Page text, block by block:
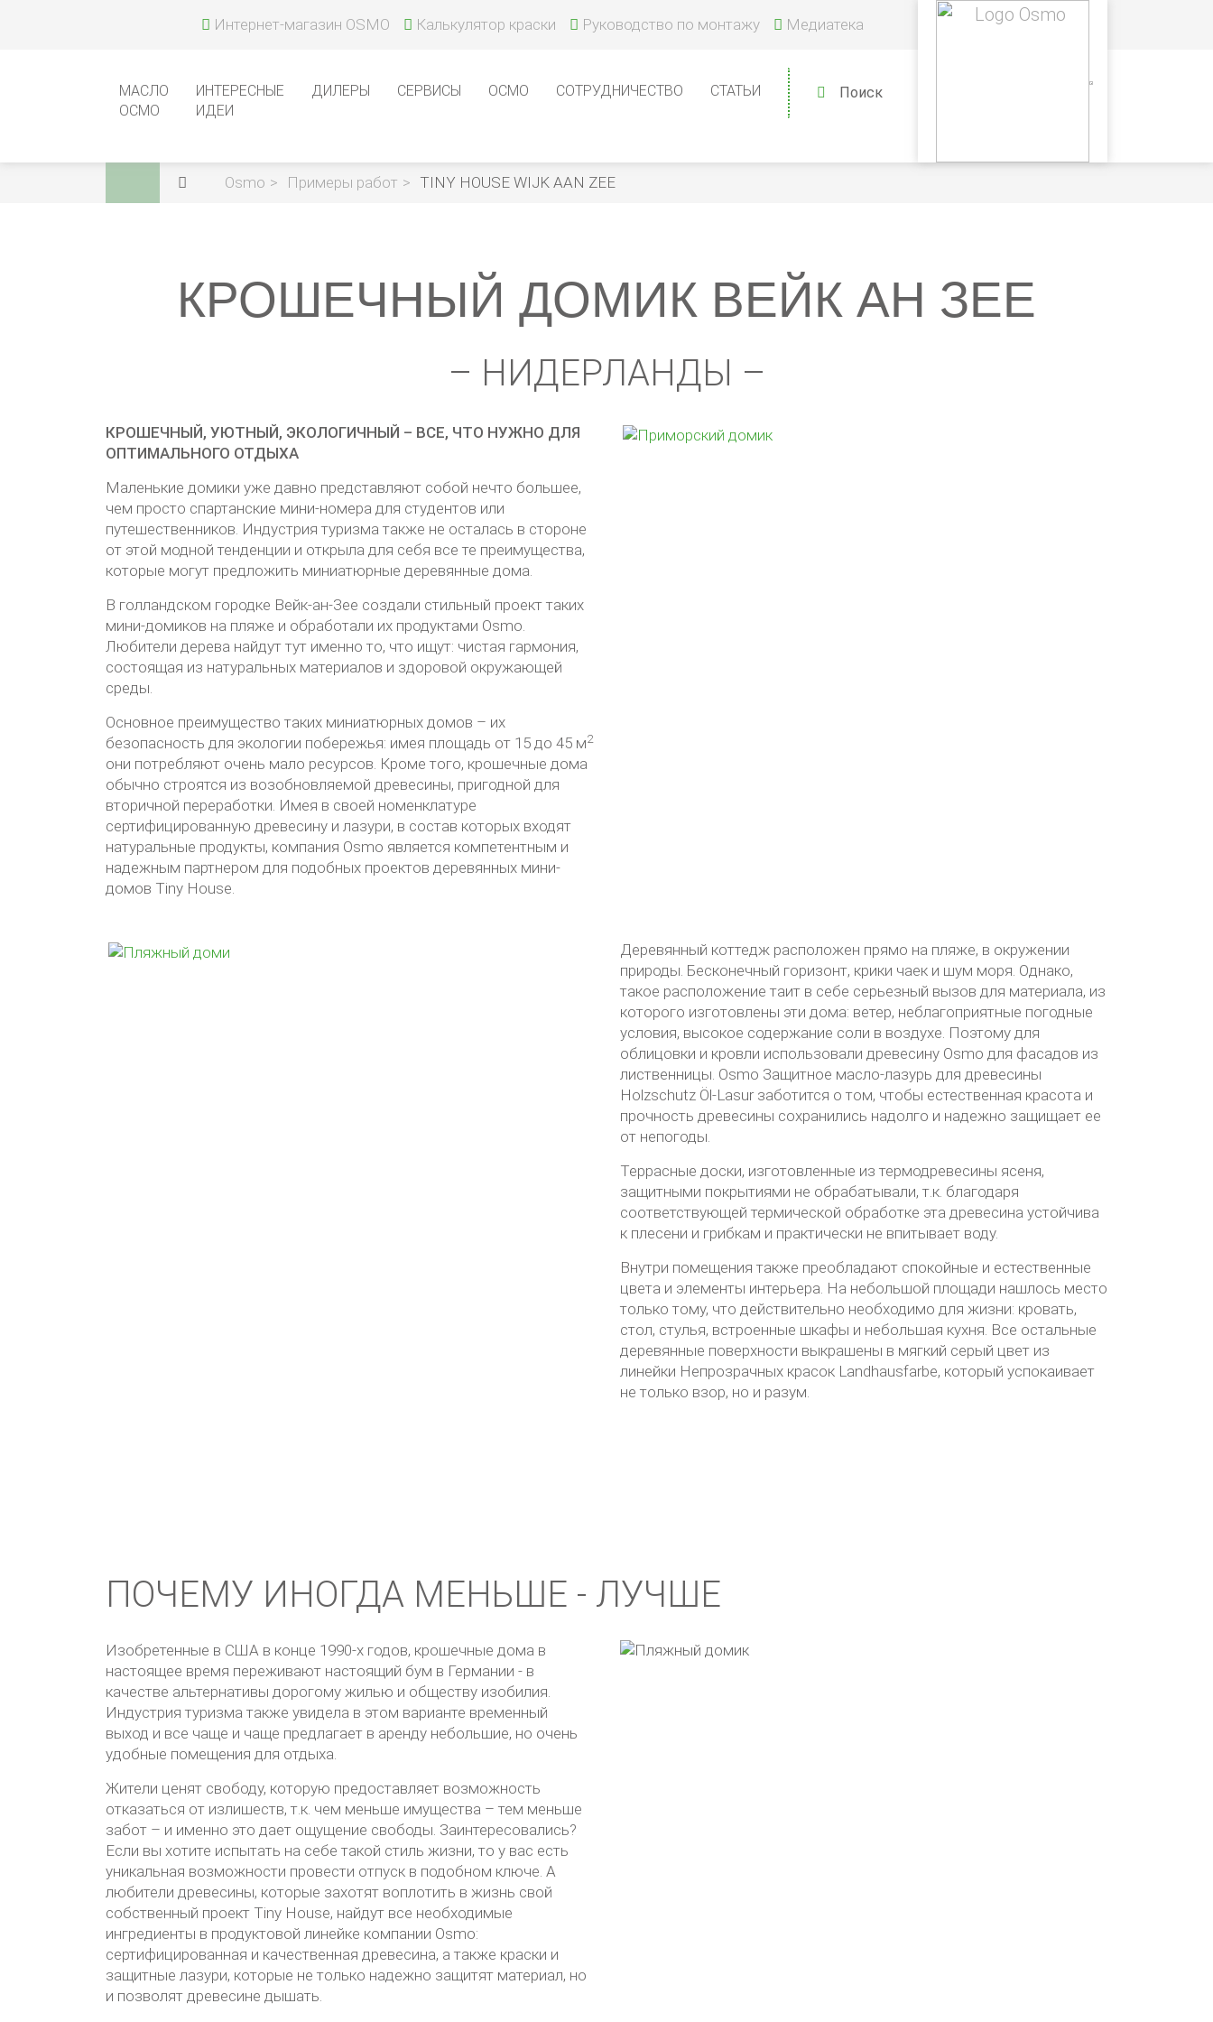
Интернет-магазин OSMO Калькулятор краски Руководство по монтажу Медиатека
МАСЛО
ОСМО
ИНТЕРЕСНЫЕ
ИДЕИ
ДИЛЕРЫ СЕРВИСЫ ОСМО СОТРУДНИЧЕСТВО СТАТЬИ Поиск
Osmo Примеры работ TINY HOUSE WIJK AAN ZEE
КРОШЕЧНЫЙ ДОМИК ВЕЙК АН ЗЕЕ
– НИДЕРЛАНДЫ –
КРОШЕЧНЫЙ, УЮТНЫЙ, ЭКОЛОГИЧНЫЙ – ВСЕ, ЧТО НУЖНО ДЛЯ
ОПТИМАЛЬНОГО ОТДЫХА
Маленькие домики уже давно представляют собой нечто большее,
чем просто спартанские мини-номера для студентов или
путешественников. Индустрия туризма также не осталась в стороне
от этой модной тенденции и открыла для себя все те преимущества,
которые могут предложить миниатюрные деревянные дома.
В голландском городке Вейк-ан-Зее создали стильный проект таких
мини-домиков на пляже и обработали их продуктами Osmo.
Любители дерева найдут тут именно то, что ищут: чистая гармония,
состоящая из натуральных материалов и здоровой окружающей
среды.
Основное преимущество таких миниатюрных домов – их
безопасность для экологии побережья: имея площадь от 15 до 45 м2
они потребляют очень мало ресурсов. Кроме того, крошечные дома
обычно строятся из возобновляемой древесины, пригодной для
вторичной переработки. Имея в своей номенклатуре
сертифицированную древесину и лазури, в состав которых входят
натуральные продукты, компания Osmo является компетентным и
надежным партнером для подобных проектов деревянных мини-
домов Tiny House.
Деревянный коттедж расположен прямо на пляже, в окружении
природы. Бесконечный горизонт, крики чаек и шум моря. Однако,
такое расположение таит в себе серьезный вызов для материала, из
которого изготовлены эти дома: ветер, неблагоприятные погодные
условия, высокое содержание соли в воздухе. Поэтому для
облицовки и кровли использовали древесину Osmo для фасадов из
лиственницы. Osmo Защитное масло-лазурь для древесины
Holzschutz Öl-Lasur заботится о том, чтобы естественная красота и
прочность древесины сохранились надолго и надежно защищает ее
от непогоды.
Террасные доски, изготовленные из термодревесины ясеня,
защитными покрытиями не обрабатывали, т.к. благодаря
соответствующей термической обработке эта древесина устойчива
к плесени и грибкам и практически не впитывает воду.
Внутри помещения также преобладают спокойные и естественные
цвета и элементы интерьера. На небольшой площади нашлось место
только тому, что действительно необходимо для жизни: кровать,
стол, стулья, встроенные шкафы и небольшая кухня. Все остальные
деревянные поверхности выкрашены в мягкий серый цвет из
линейки Непрозрачных красок Landhausfarbe, который успокаивает
не только взор, но и разум.
ПОЧЕМУ ИНОГДА МЕНЬШЕ - ЛУЧШЕ
Изобретенные в США в конце 1990-х годов, крошечные дома в
настоящее время переживают настоящий бум в Германии - в
качестве альтернативы дорогому жилью и обществу изобилия.
Индустрия туризма также увидела в этом варианте временный
выход и все чаще и чаще предлагает в аренду небольшие, но очень
удобные помещения для отдыха.
Жители ценят свободу, которую предоставляет возможность
отказаться от излишеств, т.к. чем меньше имущества – тем меньше
забот – и именно это дает ощущение свободы. Заинтересовались?
Если вы хотите испытать на себе такой стиль жизни, то у вас есть
уникальная возможности провести отпуск в подобном ключе. А
любители древесины, которые захотят воплотить в жизнь свой
собственный проект Tiny House, найдут все необходимые
ингредиенты в продуктовой линейке компании Osmo:
сертифицированная и качественная древесина, а также краски и
защитные лазури, которые не только надежно защитят материал, но
и позволят древесине дышать.